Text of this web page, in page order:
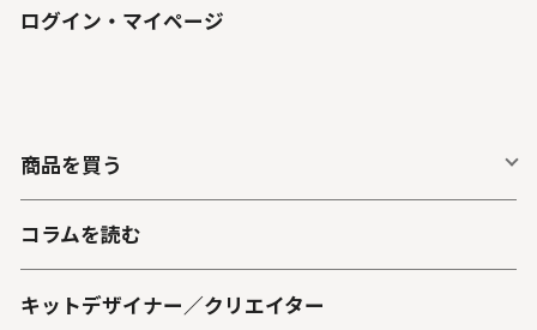
ログイン・マイページ
商品を買う
コラムを読む
キットデザイナー／クリエイター